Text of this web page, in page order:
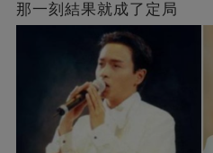
那一刻結果就成了定局